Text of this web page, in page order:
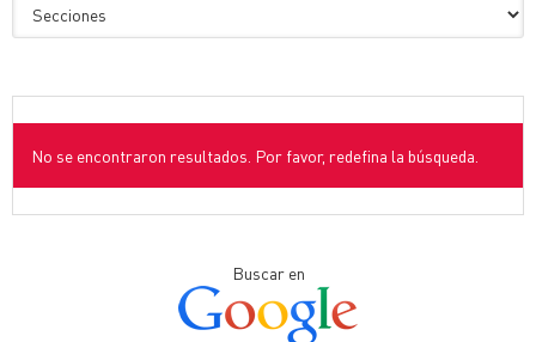
No se encontraron resultados. Por favor, redefina la búsqueda.
Buscar en